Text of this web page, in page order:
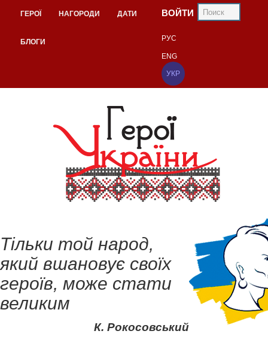
ГЕРОЇ НАГОРОДИ ДАТИ
БЛОГИ
ВОЙТИ
РУС
ENG
УКР
Тільки той народ,
який вшановує своїх
героїв, може стати
великим
К. Рокосовський